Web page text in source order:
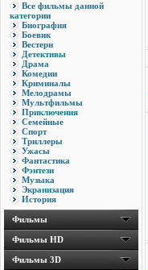
Все фильмы данной
категории
Биография
Боевик
Вестерн
Детективы
Драма
Комедии
Криминалы
Мелодрамы
Мультфильмы
Приключения
Семейные
Спорт
Триллеры
Ужасы
Фантастика
Фэнтези
Музыка
Экранизация
История
Фильмы
Фильмы HD
Фильмы 3D